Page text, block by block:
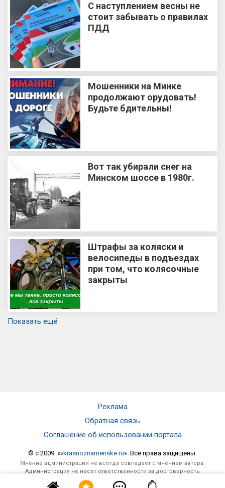
С наступлением весны не
стоит забывать о правилах
ПДД
Мошенники на Минке
продолжают орудовать!
Будьте бдительны!
Вот так убирали снег на
Минском шоссе в 1980г.
Штрафы за коляски и
велосипеды в подъездах
при том, что колясочные
закрыты
Показать ещё
Реклама
Обратная связь
Соглашение об использовании портала
© c 2009. «vkrasnoznamenske.ru». Все права защищены.
Мнение администрации не всегда совпадает с мнением автора.
Администрация не несет ответственности за достоверность
опубликованной информации и за отзывы, оставленные